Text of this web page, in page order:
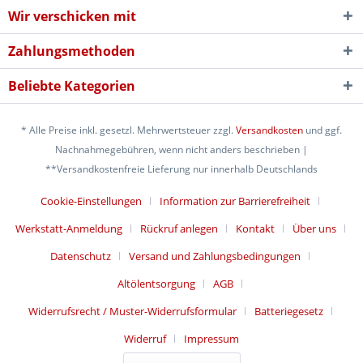
Wir verschicken mit
Zahlungsmethoden
Beliebte Kategorien
* Alle Preise inkl. gesetzl. Mehrwertsteuer zzgl.Versandkosten und ggf.
Nachnahmegebühren, wenn nicht anders beschrieben |
**Versandkostenfreie Lieferung nur innerhalb Deutschlands
Cookie-Einstellungen
Information zur Barrierefreiheit
Werkstatt-Anmeldung
Rückruf anlegen Kontakt
Über uns
Datenschutz
Versand und Zahlungsbedingungen
Altölentsorgung
AGB
Widerrufsrecht / Muster-Widerrufsformular
Batteriegesetz
Widerruf
Impressum